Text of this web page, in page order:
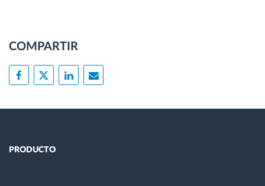
COMPARTIR
PRODUCTO